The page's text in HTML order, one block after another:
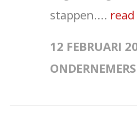
stappen....
12 FEBRUARI
ONDERNEMERS